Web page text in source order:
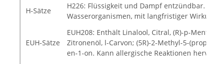
H-Sätze
H226: Flüssigkeit und Dampf entzündbar.
Wasserorganismen, mit langfristiger Wirkung.
EUH-Sätze
EUH208: Enthält Linalool, Citral, (R)-p-
Zitronenöl, l-Carvon; (5R)-2-Methyl-5-(prop-1-
en-1-on. Kann allergische Reaktionen